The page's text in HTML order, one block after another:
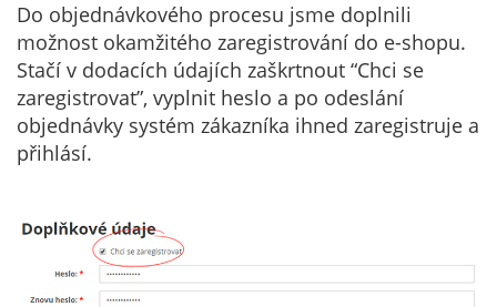
Do objednávkového procesu jsme doplnili
možnost okamžitého zaregistrování do e-shopu.
Stačí v dodacích údajích zaškrtnout “Chci se
zaregistrovat”, vyplnit heslo a po odeslání
objednávky systém zákazníka ihned zaregistruje a
přihlásí.